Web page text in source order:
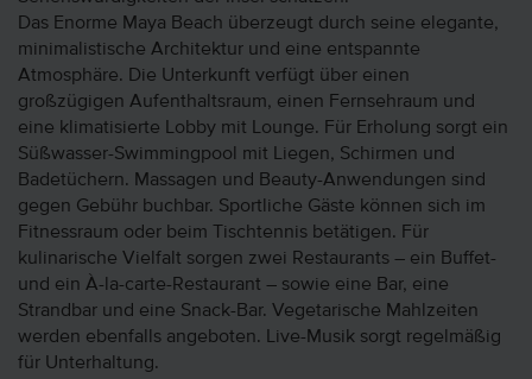
Das Enorme Maya Beach überzeugt durch seine elegante,
minimalistische Architektur und eine entspannte
Atmosphäre. Die Unterkunft verfügt über einen
großzügigen Aufenthaltsraum, einen Fernsehraum und
eine klimatisierte Lobby mit Lounge. Für Erholung sorgt ein
Süßwasser-Swimmingpool mit Liegen, Schirmen und
Badetüchern. Massagen und Beauty-Anwendungen sind
gegen Gebühr buchbar. Sportliche Gäste können sich im
Fitnessraum oder beim Tischtennis betätigen. Für
kulinarische Vielfalt sorgen zwei Restaurants – ein Buffet-
und ein À-la-carte-Restaurant – sowie eine Bar, eine
Strandbar und eine Snack-Bar. Vegetarische Mahlzeiten
werden ebenfalls angeboten. Live-Musik sorgt regelmäßig
für Unterhaltung.